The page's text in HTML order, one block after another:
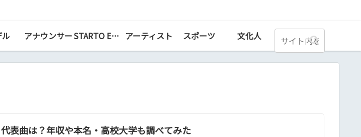
ル アナウンサー STARTO ENTERTAINMENT（旧ジャニーズ） アーティスト スポーツ 文化人
表曲は？年収や本名・高校大学も調べてみた